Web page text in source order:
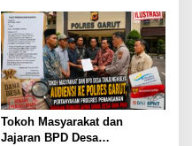
Tokoh Masyarakat dan
Jajaran BPD Desa